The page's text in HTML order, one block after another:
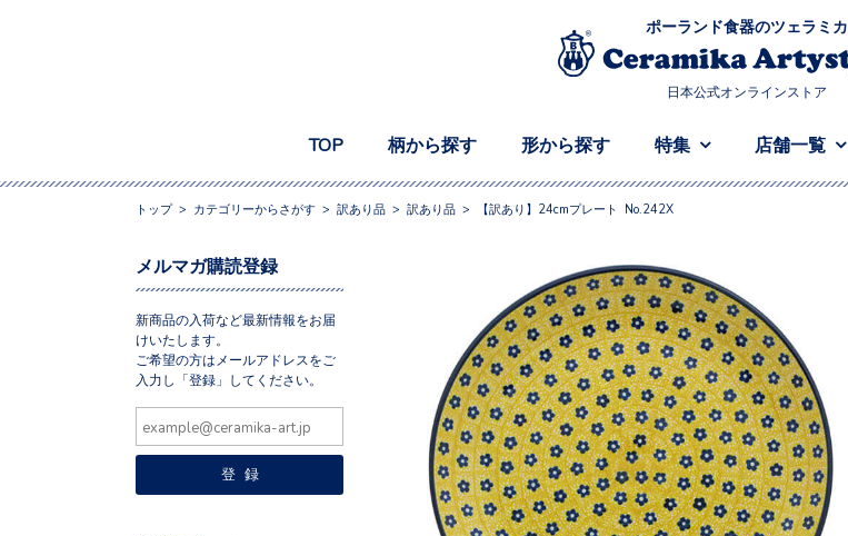
ポーランド食器のツェラミカ
日本公式オンラインストア
TOP 柄から探す 形から探す 特集 店舗一覧
トップ> カテゴリーからさがす > 訳あり品 > 訳あり品 > 【訳あり】24cmプレート No.242X
メルマガ購読登録
新商品の入荷など最新情報をお届
けいたします。
ご希望の方はメールアドレスをご
入力し「登録」してください。